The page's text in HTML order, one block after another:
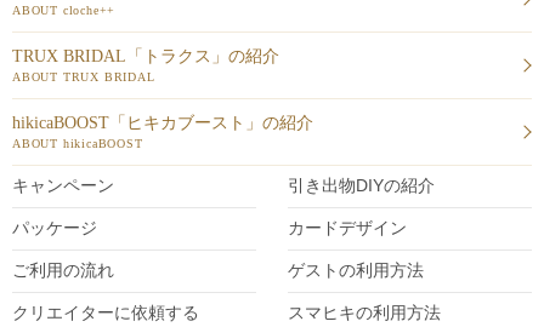
ABOUT cloche++
TRUX BRIDAL「トラクス」の紹介
ABOUT TRUX BRIDAL
hikicaBOOST「ヒキカブースト」の紹介
ABOUT hikicaBOOST
キャンペーン 引き出物DIYの紹介
パッケージ カードデザイン
ご利用の流れ ゲストの利用方法
クリエイターに依頼する スマヒキの利用方法